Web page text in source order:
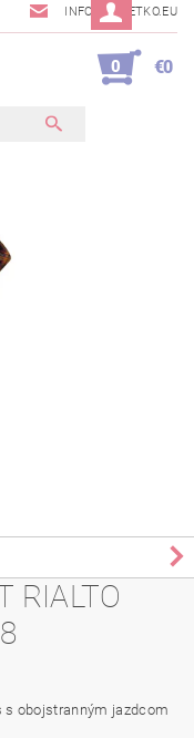
INFO@BABETKO.EU
0 €0
RIALTO
s obojstranným jazdcom